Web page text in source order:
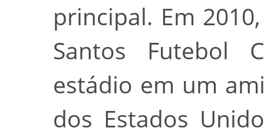
principal. Em
Santos Futebol
estádio em um
dos Estados